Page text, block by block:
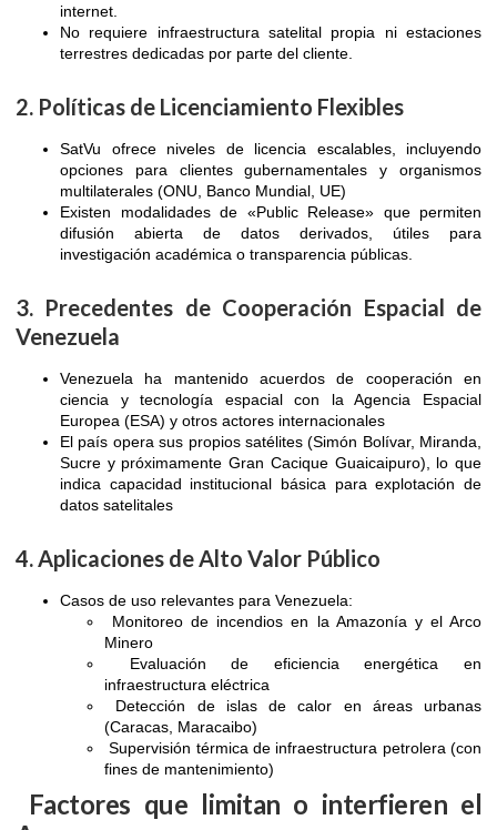
internet.
No requiere infraestructura satelital propia ni estaciones
terrestres dedicadas por parte del cliente.
2. Políticas de Licenciamiento Flexibles
SatVu ofrece niveles de licencia escalables, incluyendo
opciones para clientes gubernamentales y organismos
multilaterales (ONU, Banco Mundial, UE)
Existen modalidades de «Public Release» que permiten
difusión abierta de datos derivados, útiles para
investigación académica o transparencia públicas.
3. Precedentes de Cooperación Espacial de
Venezuela
Venezuela ha mantenido acuerdos de cooperación en
ciencia y tecnología espacial con la Agencia Espacial
Europea (ESA) y otros actores internacionales
El país opera sus propios satélites (Simón Bolívar, Miranda,
Sucre y próximamente Gran Cacique Guaicaipuro), lo que
indica capacidad institucional básica para explotación de
datos satelitales
4. Aplicaciones de Alto Valor Público
Casos de uso relevantes para Venezuela:
Monitoreo de incendios en la Amazonía y el Arco
Minero
Evaluación de eficiencia energética en
infraestructura eléctrica
Detección de islas de calor en áreas urbanas
(Caracas, Maracaibo)
Supervisión térmica de infraestructura petrolera (con
fines de mantenimiento)
Factores que limitan o interfieren el